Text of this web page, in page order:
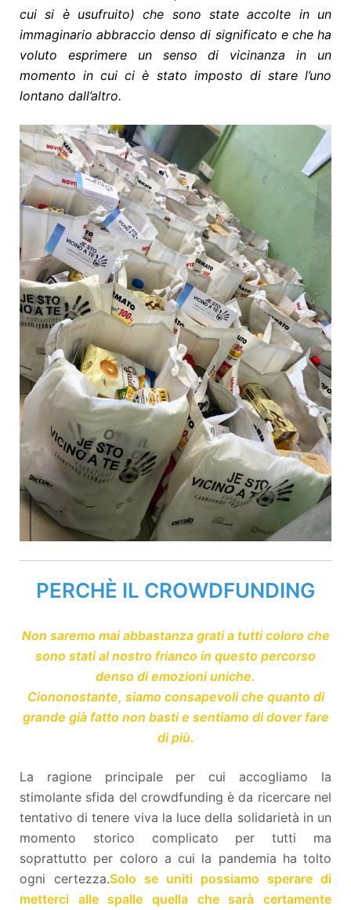
cui si è usufruito) che sono state accolte in un
immaginario abbraccio denso di significato e che ha
voluto esprimere un senso di vicinanzain un
momento in cui ci è stato imposto di stare l’uno
lontano dall’altro.
PERCHÈ IL CROWDFUNDING
Non saremo mai abbastanza grati a tutti coloro che
sono stati al nostro frianco in questo percorso
denso di emozioni uniche.
Ciononostante, siamo consapevoli che quanto di
grande già fatto non basti e sentiamo di dover fare
di più.
La ragione principale per cui accogliamo la
stimolante sfida del crowdfunding è da ricercare nel
tentativo di tenere viva la luce della solidarietà in un
momento storico complicato per tutti ma
soprattutto per coloro a cui la pandemia ha tolto
ogni certezza.Solo se uniti possiamo sperare di
metterci alle spalle quella che sarà certamente